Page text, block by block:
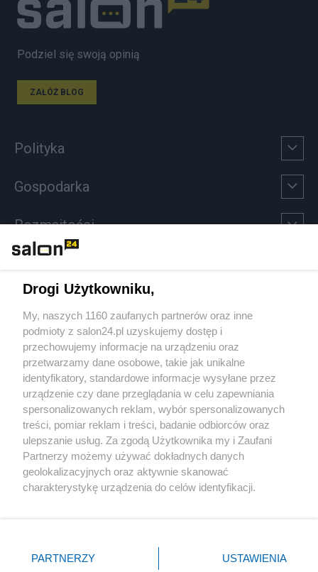
Podziel się swoją opinią
ZAŁÓŻ BLOG
Polityka
Gospodarka
Rozmaitości
Sport
Społeczeństwo
Kultura
X Facebook Instagram Youtube
Drogi Użytkowniku,
My, naszych 1160 zaufanych partnerów oraz inne
podmioty z salon24.pl uzyskujemy dostęp i
przechowujemy informacje na urządzeniu oraz
przetwarzamy dane osobowe, takie jak unikalne
identyfikatory, standardowe informacje wysyłane przez
urządzenie czy dane przeglądania w celu zapewniania
spersonalizowanych reklam, wybór spersonalizowanych
treści, pomiar reklam i treści, badanie odbiorców oraz
ulepszanie usług. Za zgodą Użytkownika my i Zaufani
Partnerzy możemy używać dokładnych danych
geolokalizacyjnych oraz aktywnie skanować
charakterystykę urządzenia do celów identyfikacji.
zmienić/wycofać klikając przycisk ustawień prywatności
znajdujący się w lewym dolnym rogu strony
PARTNERZY USTAWIENIA